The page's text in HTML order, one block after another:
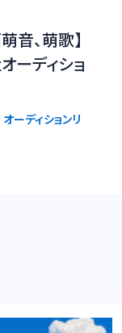
音、萌歌】
ーディショ
オーディションリ